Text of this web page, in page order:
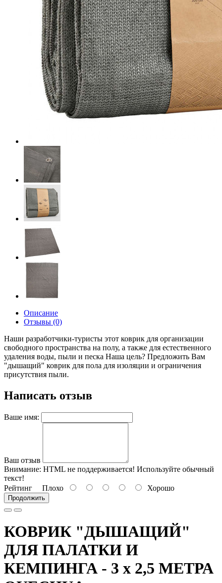
Описание
Отзывы (0)
Наши разработчики-туристы этот коврик для организации
свободного пространства на полу, а также для естественного
удаления воды, пыли и песка Наша цель? Предложить Вам
"дышащий" коврик для пола для изоляции и ограничения
присутствия пыли.
Написать отзыв
Ваше имя:
Ваш отзыв
Внимание: HTML не поддерживается! Используйте обычный
текст!
Рейтинг Плохо Хорошо
Продолжить
КОВРИК "ДЫШАЩИЙ"
ДЛЯ ПАЛАТКИ И
КЕМПИНГА - 3 x 2,5 МЕТРА